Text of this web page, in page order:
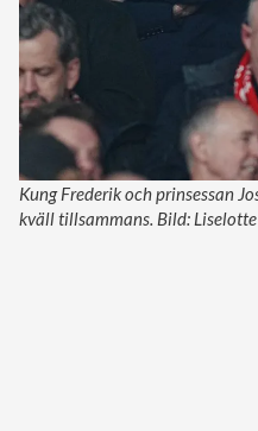
Kung Frederik och prinsessan
kväll tillsammans. Bild: